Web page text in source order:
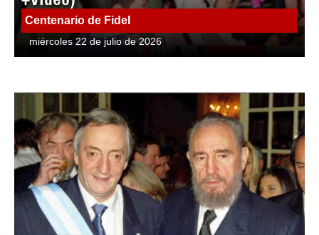
Centenario de Fidel
miércoles 22 de julio de 2026